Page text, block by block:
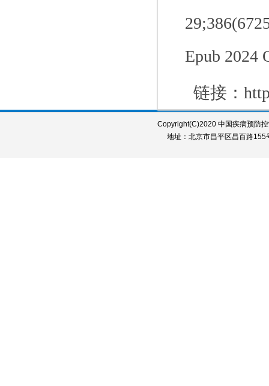
Epub 2024
链接：
Copyright(C)2020 中国疾病预防
地址：北京市昌平区昌百路